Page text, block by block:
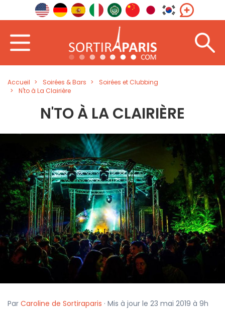
Accueil Soirées & Bars
Soirées et Clubbing
N'to à La Clairière
N'TO À LA CLAIRIÈRE
Par Caroline de Sortiraparis · Mis à jour le 23 mai 2019 à 9h